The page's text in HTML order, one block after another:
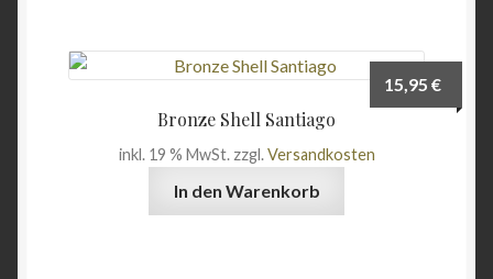
Bronze Shell Santiago
15,95€
inkl. 19 % MwSt. zzgl.Versandkosten
In den Warenkorb